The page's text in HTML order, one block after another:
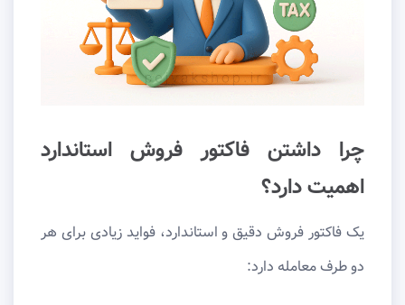
چرا داشتن فاکتور فروش استاندارد
اهمیت دارد؟
یک فاکتور فروش دقیق و استاندارد، فواید زیادی برای هر
دو طرف معامله دارد: